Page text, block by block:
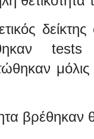
ηκανtests
βρέθηκαν